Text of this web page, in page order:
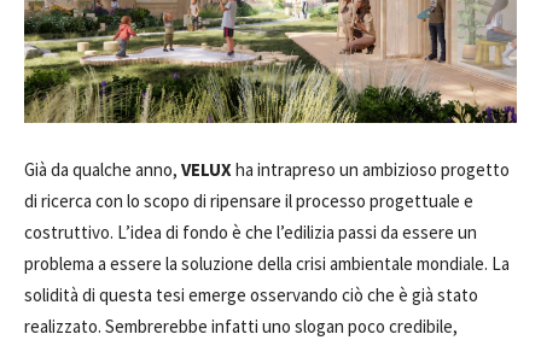
Già da qualche anno, VELUXha intrapreso un ambizioso progetto
di ricerca con lo scopo di ripensare il processo progettuale e
costruttivo. L’idea di fondo è che l’edilizia passi da essere un
problema a essere la soluzione della crisi ambientale mondiale. La
solidità di questa tesi emerge osservando ciò che è già stato
realizzato. Sembrerebbe infatti uno slogan poco credibile,